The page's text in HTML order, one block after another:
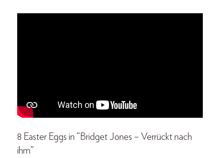
8 Easter Eggs in “Bridget Jones – Verrückt nach
ihm”